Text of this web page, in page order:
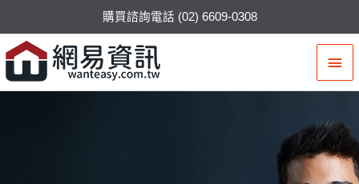
購買諮詢電話 (02) 6609-0308
主
要
單